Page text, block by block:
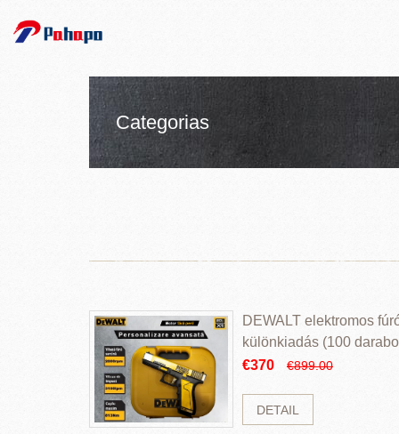
Categorias
DEWALT elektromos
különkiadás (100
€370
€899.00
DETAIL